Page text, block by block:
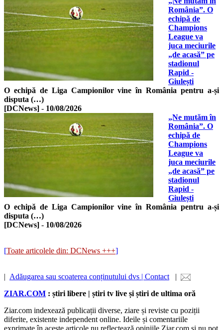
România”. O
echipă de
Champions
League va
juca meciurile
„de acasă” pe
stadionul
Rapid -
Giulești
O echipă de Liga Campionilor vine în România pentru a-și
disputa (…)
[DCNews] - 10/08/2026
„Ne mutăm în
România”. O
echipă de
Champions
League va
juca meciurile
„de acasă” pe
stadionul
Rapid -
Giulești
O echipă de Liga Campionilor vine în România pentru a-și
disputa (…)
[DCNews] - 10/08/2026
[Toate articolele din: DCNews +++]
| Adăugarea sau scoaterea conținutului dvs | Contact |
ZIAR.COM : știri libere | știri tv live și știri de ultima oră
Ziar.com indexează publicații diverse, ziare și reviste cu poziții
diferite, existente independent online. Ideile și comentariile
exprimate în aceste articole nu reflectează opiniile Ziar.com și nu pot